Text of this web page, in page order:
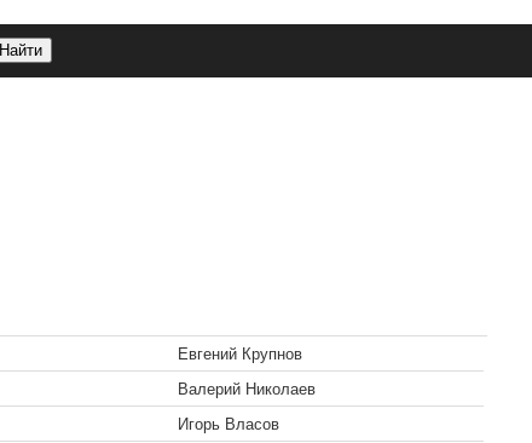
Евгений Крупнов
Валерий Николаев
Игорь Власов